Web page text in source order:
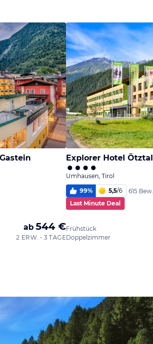
ab 544 €
2 ERW. • 3 TAGE
Explorer Hotel Ötztal
Umhausen, Tirol
99% 5,5/6
615 Bew.
Last Minute Deal
Frühstück
Doppelzimmer